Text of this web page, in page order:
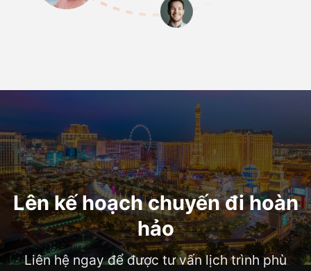
Lên kế hoạch chuyến đi hoàn
hảo
Liên hệ ngay để được tư vấn lịch trình phù